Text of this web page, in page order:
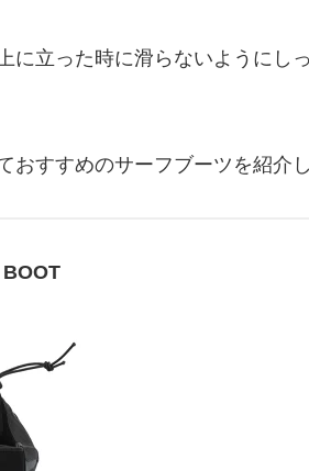
に立った時に滑らないようにし
おすすめのサーフブーツを紹介